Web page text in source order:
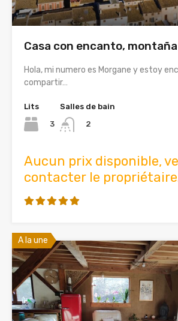
Casa con encanto,
Hola, mi numero es Morgane y estoy
compartir…
Lits
3
Salles de bain
2
Aucun prix disponible,
contacter le
A la une